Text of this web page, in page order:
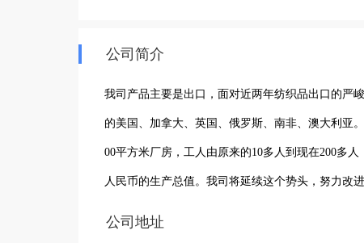
公司简介
我司产品主要是出口，面对近两年纺织品出口的严
的美国、加拿大、英国、俄罗斯、南非、澳大利亚
00平方米厂房，工人由原来的10多人到现在200多
人民币的生产总值。我司将延续这个势头，努力改
公司地址